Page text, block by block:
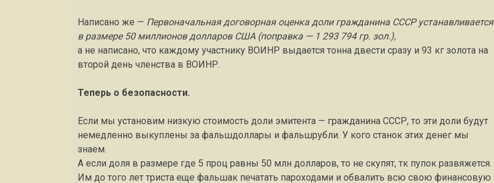
Написано же — Первоначальная договорная оценка доли гражданина СССР устанавливается
в размере 50 миллионов долларов США (поправка — 1 293 794 гр. зол.),
а не написано, что каждому участнику ВОИНР выдается тонна двести сразу и 93 кг золота на
второй день членства в ВОИНР.
Теперь о безопасности.
Если мы установим низкую стоимость доли эмитента — гражданина СССР, то эти доли будут
немедленно выкуплены за фальшдоллары и фальшрубли. У кого станок этих денег мы
знаем.
А если доля в размере где 5 проц равны 50 млн долларов, то не скупят, тк пупок развяжется.
Им до того лет триста еще фальшак печатать пароходами и обвалить всю свою финансовую